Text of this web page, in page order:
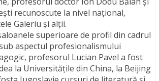
recunoscute la nivel naţional,
Galeriu şi alţii.
superioare de profil din cadrul
aspectul profesionalismului
profesorul Lucian Pavel a fost
la Universităţile din China, la Beijing